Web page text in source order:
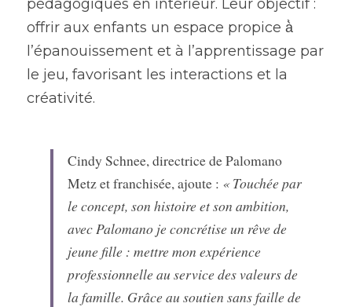
pédagogiques en intérieur. Leur objectif :
offrir aux enfants un espace propice à̀
l’épanouissement et à l’apprentissage par
le jeu, favorisant les interactions et la
créativité.
Cindy Schnee, directrice de Palomano
Metz et franchisée, ajoute : « Touchée par
le concept, son histoire et son ambition,
avec Palomano je concrétise un rêve de
jeune fille : mettre mon expérience
professionnelle au service des valeurs de
la famille. Grâce au soutien sans faille de